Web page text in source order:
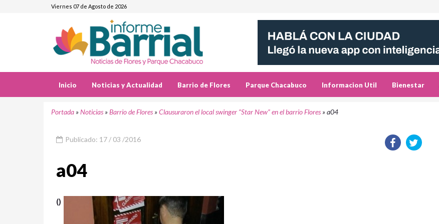
Viernes 07 de Agosto de 2026
Inicio Noticias y Actualidad Barrio de Flores Parque Chacabuco Informacion Util Bienestar
Portada »Noticias »Barrio de Flores »Clausuraron el local swinger “Star New” en el barrio Flores »a04
Publicado: 17 / 03 /2016
a04
()